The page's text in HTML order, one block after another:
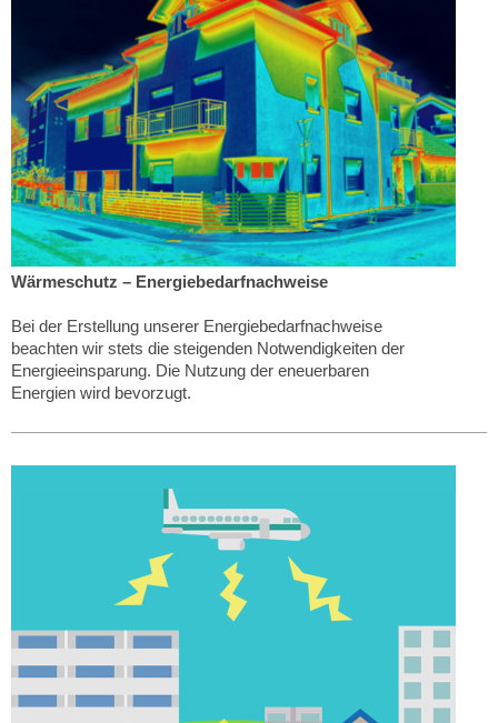
Wärmeschutz – Energiebedarfnachweise
Bei der Erstellung unserer Energiebedarfnachweise
beachten wir stets die steigenden Notwendigkeiten der
Energieeinsparung. Die Nutzung der eneuerbaren
Energien wird bevorzugt.